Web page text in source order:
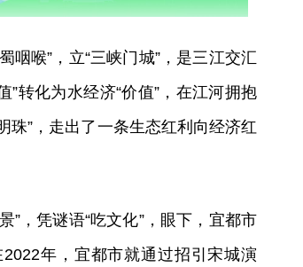
咽喉”，立“三峡门城”，是三江交汇
”转化为水经济“价值”，在江河拥抱
珠”，走出了一条生态红利向经济红
”，凭谜语“吃文化”，眼下，宜都市
年，宜都市就通过招引宋城演